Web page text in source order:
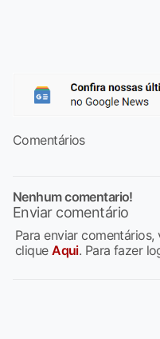
Comentários
Nenhum comentario!
Enviar comentário
Para enviar
cliqueAqui. Para fazer